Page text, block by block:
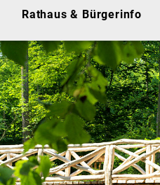
Rathaus & Bürgerinfo